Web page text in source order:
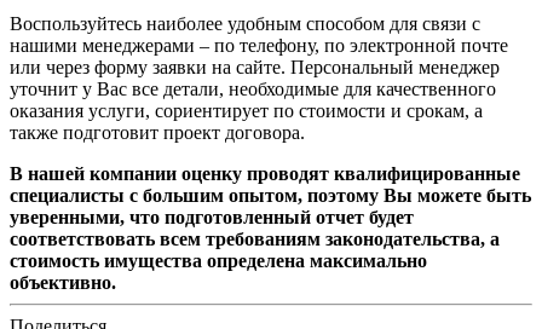
Воспользуйтесь наиболее удобным способом для связи с
нашими менеджерами – по телефону, по электронной почте
или через форму заявки на сайте. Персональный менеджер
уточнит у Вас все детали, необходимые для качественного
оказания услуги, сориентирует по стоимости и срокам, а
также подготовит проект договора.
В нашей компании оценку проводят квалифицированные
специалисты с большим опытом, поэтому Вы можете быть
уверенными, что подготовленный отчет будет
соответствовать всем требованиям законодательства, а
стоимость имущества определена максимально
объективно.